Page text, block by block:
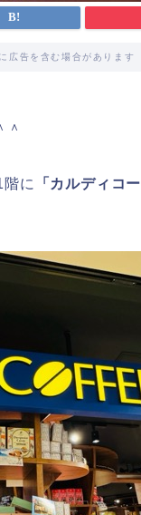
広告を含む場合があります
＾
に 「カルディコ